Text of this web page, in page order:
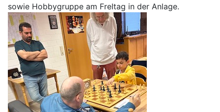
sowie Hobbygruppe am FreItag in der Anlage.